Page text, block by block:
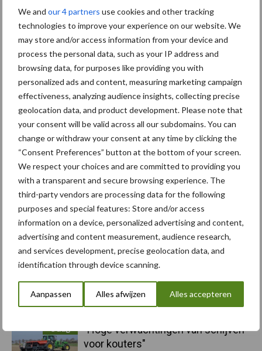
We and our 4 partners use cookies and other tracking
technologies to improve your experience on our website. We
may store and/or access information from your device and
process the personal data, such as your IP address and
browsing data, for purposes like providing you with
personalized ads and content, measuring marketing campaign
effectiveness, analyzing audience insights, collecting precise
geolocation data, and product development. Please note that
your consent will be valid across all our subdomains. You can
change or withdraw your consent at any time by clicking the
“Consent Preferences” button at the bottom of your screen.
We respect your choices and are committed to providing you
with a transparent and secure browsing experience. The
third-party vendors are processing data for the following
purposes and special features: Store and/or access
information on a device, personalized advertising and content,
advertising and content measurement, audience research,
and services development, precise geolocation data, and
identification through device scanning.
Aanpassen Alles afwijzen Alles accepteren
Primaire
Recent nieuws Partner nieuws
"Hoge verwachtingen van schijven
voor kouters"
Meer loonwerk nieuws:
Maak hier uw keuze:
bemesting Gewas & ruwvoer
Toon meer